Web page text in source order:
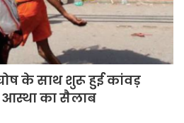
के साथ शुरू हुई कांवड़
आस्था का सैलाब